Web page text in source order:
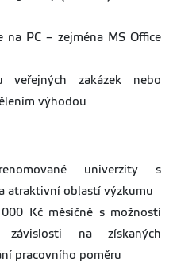
na PC – zejména MS Office
veřejných zakázek nebo
výhodou
univerzity s
atraktivní oblastí výzkumu
Kč měsíčně s možností
na získaných
pracovního poměru